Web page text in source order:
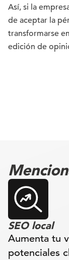
Así, si la
de aceptar la
transformarse
edición de
SEO local
Aumenta tu
potenciales